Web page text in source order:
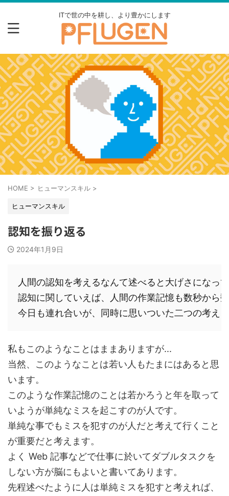
ITで世の中を耕し、より豊かにします
HOME > ヒューマンスキル >
ヒューマンスキル
認知を振り返る
2024年1月9日
人間の認知を考えるなんて述べると大げさになっ
認知に関していえば、人間の作業記憶も数秒から
私もこのようなことはままありますが...
当然、このようなことは若い人もたまにはあると思
います。
このような作業記憶のことは若かろうと年を取って
いようが単純なミスを起こすのが人です。
単純な事でもミスを犯すのが人だと考えて行くこと
が重要だと考えます。
よく Web 記事などで仕事に於いてダブルタスクを
しない方が脳にもよいと書いてあります。
先程述べたように人は単純ミスを犯すと考えれば、